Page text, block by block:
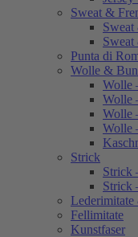
Sweat &
Punta di
Wolle &
Wolle
Wolle
Wolle
Wolle
Strick
Strick
Strick
Fellimitate
Kunstfaser